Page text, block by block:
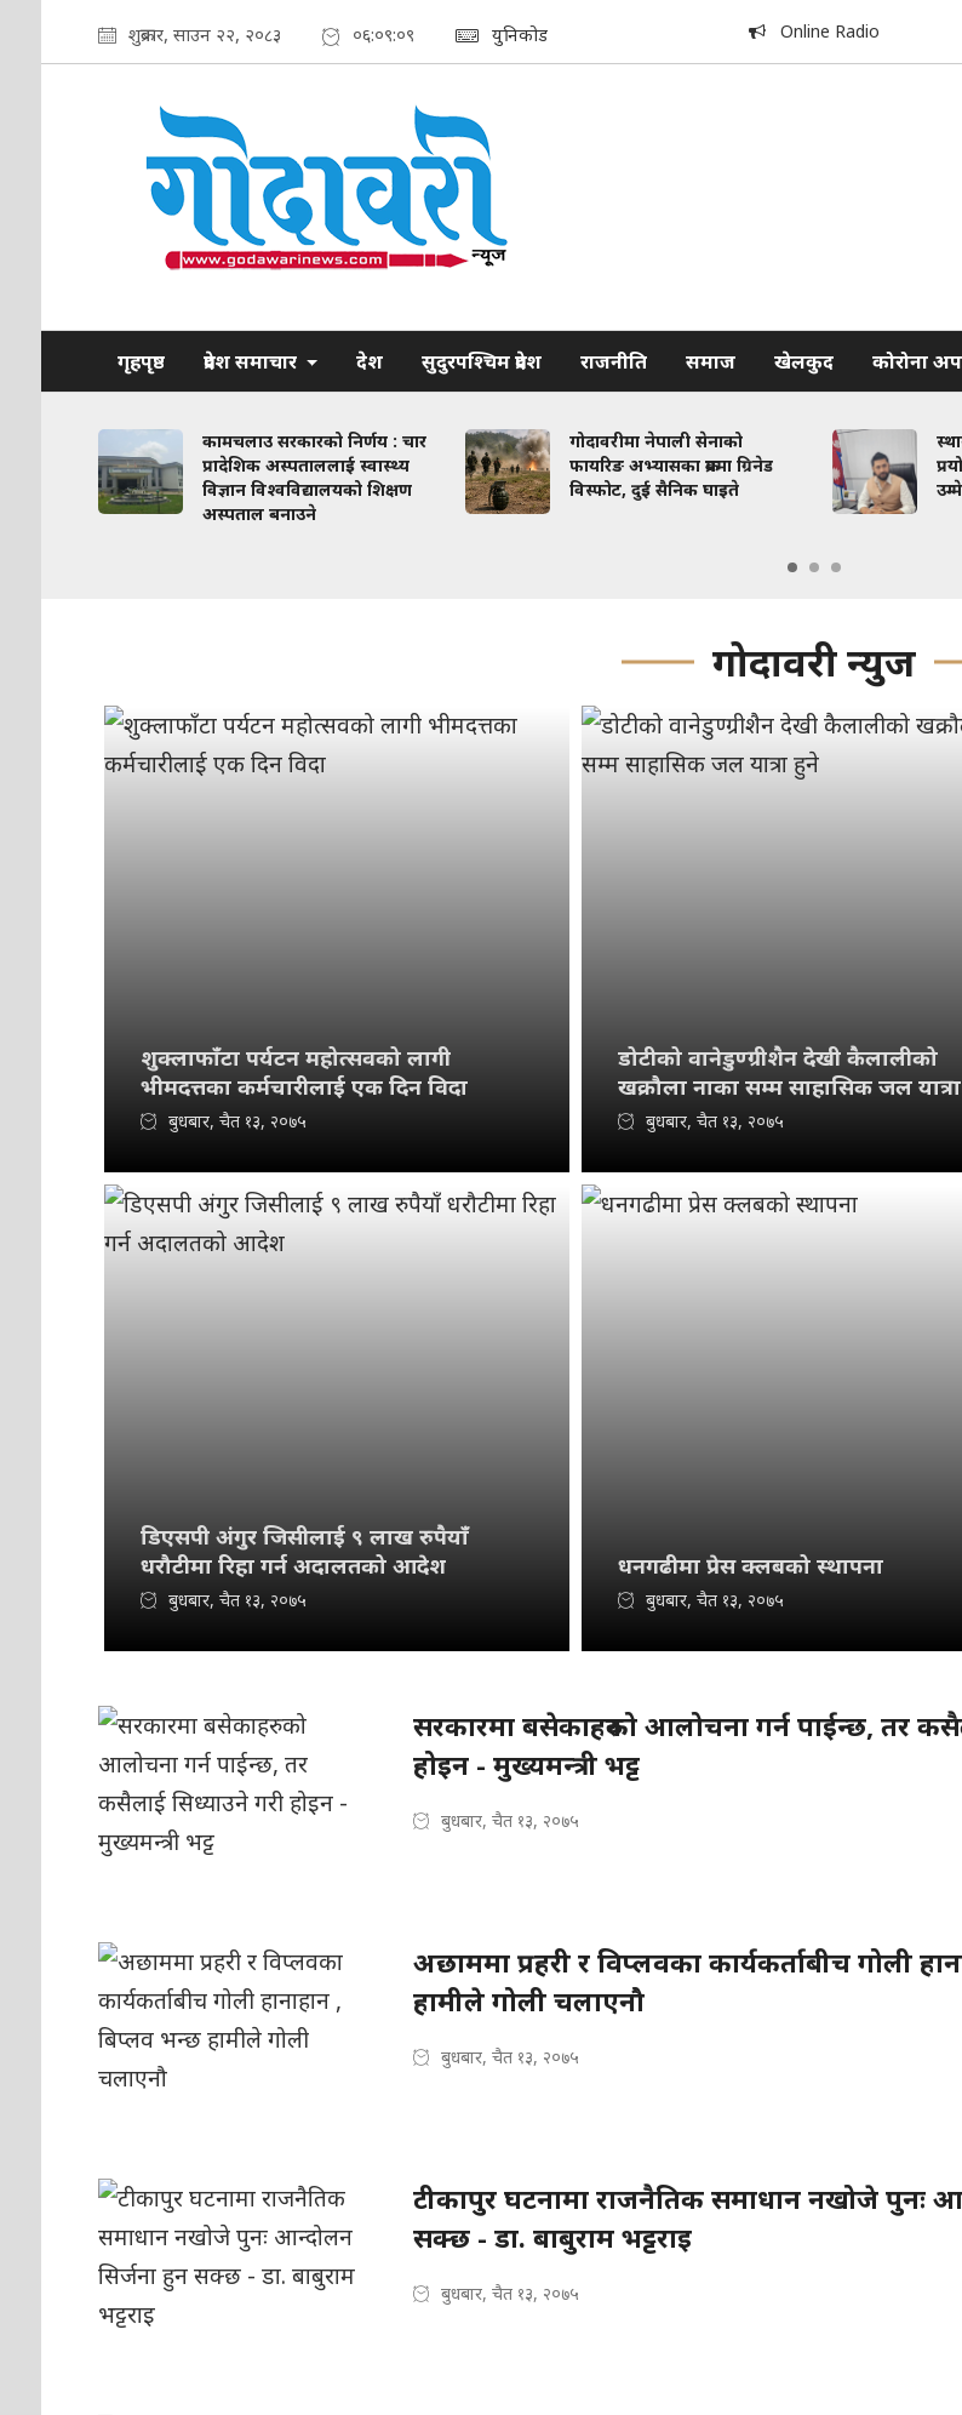
शुक्रबार, साउन २२, २०८३ ०६:०९:१० युनिकोड Online Radio
गृहपृष्ठ प्रदेश समाचार देश सुदुरपश्चिम प्रदेश राजनीति समाज खेलकुद कोरोना
कामचलाउ सरकारको निर्णय : चार
प्रादेशिक अस्पताललाई स्वास्थ्य
विज्ञान विश्वविद्यालयको शिक्षण
अस्पताल बनाउने
गोदावरीमा नेपाली सेनाको
फायरिङ अभ्यासका क्रममा ग्रिनेड
विस्फोट, दुई सैनिक घाइते
गोदावरी न्युज
शुक्लाफाँटा पर्यटन महोत्सवको लागी
भीमदत्तका कर्मचारीलाई एक दिन विदा
बुधबार, चैत १३, २०७५
डोटीको वानेडुण्ग्रीशैन देखी कैलालीको
खक्रौला नाका सम्म साहासिक जल
बुधबार, चैत १३, २०७५
डिएसपी अंगुर जिसीलाई ९ लाख रुपैयाँ
धरौटीमा रिहा गर्न अदालतको आदेश
बुधबार, चैत १३, २०७५
धनगढीमा प्रेस क्लबको स्थापना
बुधबार, चैत १३, २०७५
सरकारमा बसेकाहरुको आलोचना गर्न पाईन्छ, तर
होइन - मुख्यमन्त्री भट्ट
बुधबार, चैत १३, २०७५
अछाममा प्रहरी र विप्लवका कार्यकर्ताबीच गोली
हामीले गोली चलाएनौ
बुधबार, चैत १३, २०७५
टीकापुर घटनामा राजनैतिक समाधान नखोजे पुनः
सक्छ - डा. बाबुराम भट्टराइ
बुधबार, चैत १३, २०७५